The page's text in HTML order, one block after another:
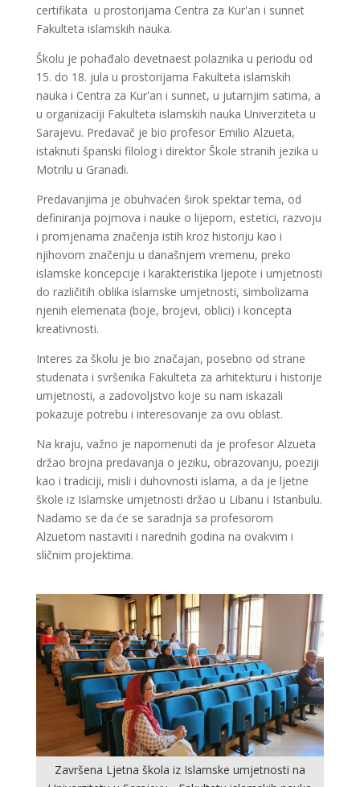
certifikata u prostorijama Centra za Kur'an i sunnet
Fakulteta islamskih nauka.
Školu je pohađalo devetnaest polaznika u periodu od
15. do 18. jula u prostorijama Fakulteta islamskih
nauka i Centra za Kur'an i sunnet, u jutarnjim satima, a
u organizaciji Fakulteta islamskih nauka Univerziteta u
Sarajevu. Predavač je bio profesor Emilio Alzueta,
istaknuti španski filolog i direktor Škole stranih jezika u
Motrilu u Granadi.
Predavanjima je obuhvaćen širok spektar tema, od
definiranja pojmova i nauke o lijepom, estetici, razvoju
i promjenama značenja istih kroz historiju kao i
njihovom značenju u današnjem vremenu, preko
islamske koncepcije i karakteristika ljepote i umjetnosti
do različitih oblika islamske umjetnosti, simbolizama
njenih elemenata (boje, brojevi, oblici) i koncepta
kreativnosti.
Interes za školu je bio značajan, posebno od strane
studenata i svršenika Fakulteta za arhitekturu i historije
umjetnosti, a zadovoljstvo koje su nam iskazali
pokazuje potrebu i interesovanje za ovu oblast.
Na kraju, važno je napomenuti da je profesor Alzueta
držao brojna predavanja o jeziku, obrazovanju, poeziji
kao i tradiciji, misli i duhovnosti islama, a da je ljetne
škole iz Islamske umjetnosti držao u Libanu i Istanbulu.
Nadamo se da će se saradnja sa profesorom
Alzuetom nastaviti i narednih godina na ovakvim i
sličnim projektima.
Završena Ljetna škola iz Islamske umjetnosti na